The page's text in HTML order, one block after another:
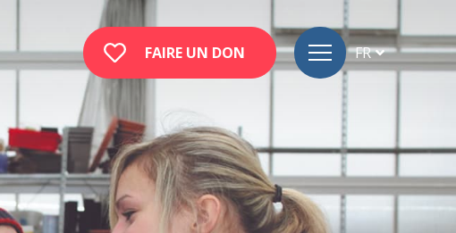
FAIRE UN DON FR